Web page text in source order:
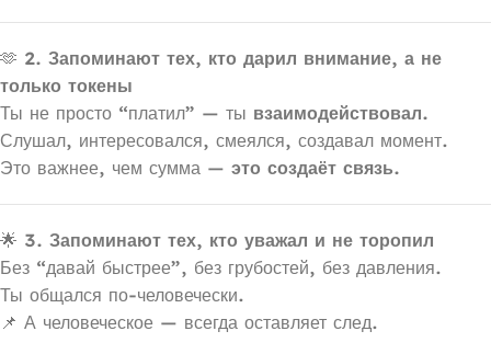
🫶 2. Запоминают тех, кто дарил внимание, а не
только токены
Ты не просто “платил” — ты взаимодействовал.
Слушал, интересовался, смеялся, создавал момент.
Это важнее, чем сумма — это создаёт связь.
🌟 3. Запоминают тех, кто уважал и не торопил
Без “давай быстрее”, без грубостей, без давления.
Ты общался по-человечески.
📌 А человеческое — всегда оставляет след.